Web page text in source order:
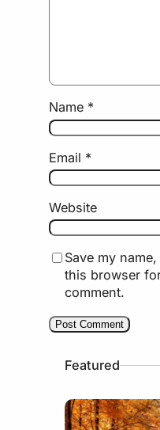
Name *
Email *
Website
Save my
this browser
comment.
Featured